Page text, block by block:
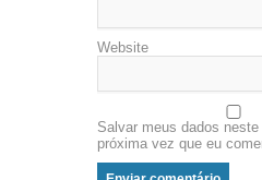
Website
Salvar meus dados
próxima vez que eu